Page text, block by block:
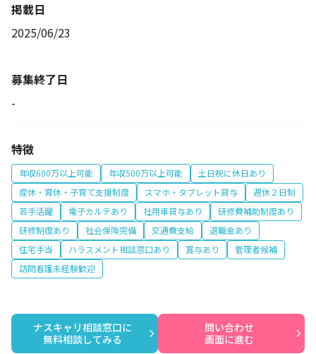
掲載日
2025/06/23
募集終了日
-
特徴
年収600万以上可能 年収500万以上可能
土日祝に休日あり
産休・育休・子育て支援制度
スマホ・タブレット貸与
週休２日制
若手活躍
電子カルテあり 社用車貸与あり
研修費補助制度あり
研修制度あり
社会保険完備 交通費支給
退職金あり
住宅手当
ハラスメント相談窓口あり 賞与あり
管理者候補
訪問看護未経験歓迎
ナスキャリ相談窓口に
無料相談してみる
問い合わせ
画面に進む